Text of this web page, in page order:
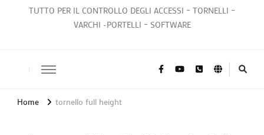
TUTTO PER IL CONTROLLO DEGLI ACCESSI – TORNELLI –
VARCHI -PORTELLI – SOFTWARE
Home tornello full height